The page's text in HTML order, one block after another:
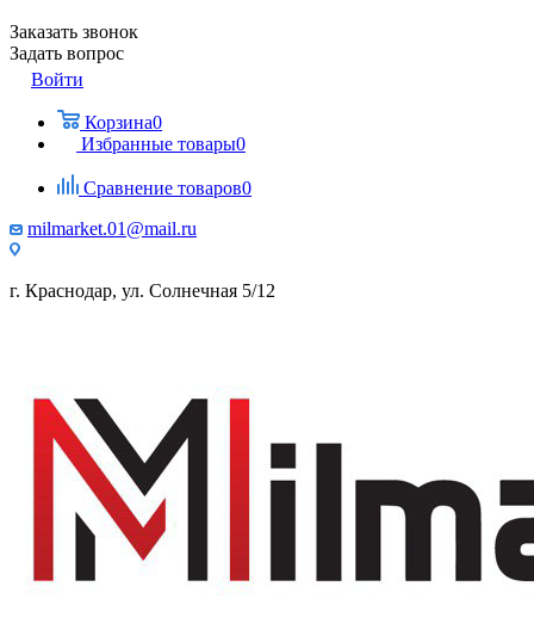
Заказать звонок
Задать вопрос
Войти
Корзина0
Избранные товары0
Сравнение товаров0
milmarket.01@mail.ru
г. Краснодар, ул. Солнечная 5/12